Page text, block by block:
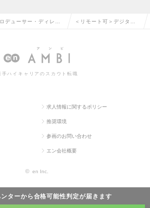
ターから合格可能性判定が届きます
デューサー・ディレク
ム関連）の転職
＜リモート可＞デジタル
手ハイキャリアのスカウト転職
求人情報に関するポリシー
推奨環境
参画のお問い合わせ
エン会社概要
© en Inc.